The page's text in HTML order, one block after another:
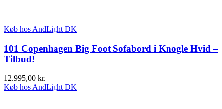
Køb hos AndLight DK
101 Copenhagen Big Foot Sofabord i Knogle Hvid –
Tilbud!
12.995,00 kr.
Køb hos AndLight DK